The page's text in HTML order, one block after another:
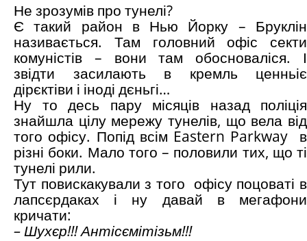
Не зрозумів про тунелі?
Є такий район в Нью Йорку – Бруклін
називається. Там головний офіс секти
комуністів – вони там обосноваліся. І
звідти засилають в кремль ценньіє
дірєктіви і іноді дєньгі…
Ну то десь пару місяців назад поліція
знайшла цілу мережу тунелів, що вела від
того офісу. Попід всім Eastern Parkway в
різні боки. Мало того – половили тих, що ті
тунелі рили.
Тут повискакували з того офісу поцоваті в
лапсєрдаках і ну давай в мегафони
кричати:
– Шухєр!!! Антісємітізьм!!!